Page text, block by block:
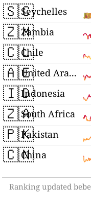
🇸🇨Seychelles
🇿🇲Zambia
🇨🇱
Chile
🇦🇪 United Arab Emirates
🇮🇩Indonesia
🇿🇦South Africa
🇵🇰Pakistan
🇨🇳China
Ranking updated